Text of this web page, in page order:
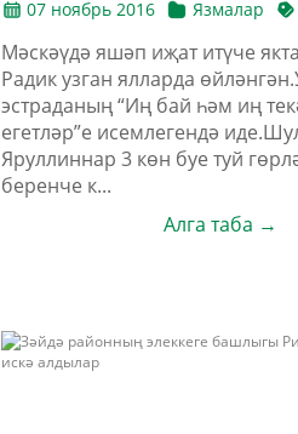
07 ноябрь 2016 Язмалар
Мәскәүдә яшәп иҗат итүче
Радик узган ялларда
эстраданың “Иң бай һәм иң
егетләр”е исемлегендә
Яруллиннар 3 көн буе туй
беренче к...
Алга таба →